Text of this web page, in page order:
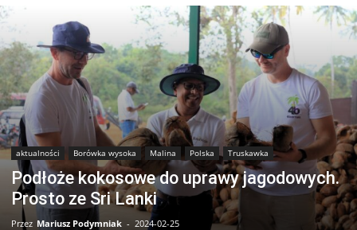
aktualności Borówka wysoka Malina Polska Truskawka
Podłoże kokosowe do uprawy jagodowych.
Prosto ze Sri Lanki
Przez Mariusz Podymniak - 2024-02-25